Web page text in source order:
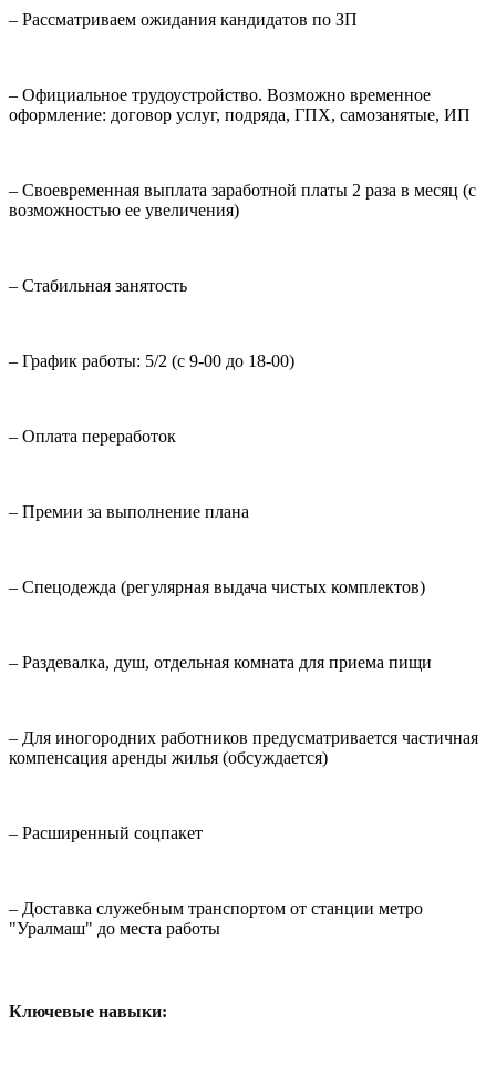
– Рассматриваем ожидания кандидатов по ЗП
– Официальное трудоустройство. Возможно временное
оформление: договор услуг, подряда, ГПХ, самозанятые, ИП
– Своевременная выплата заработной платы 2 раза в месяц (с
возможностью ее увеличения)
– Стабильная занятость
– График работы: 5/2 (с 9-00 до 18-00)
– Оплата переработок
– Премии за выполнение плана
– Спецодежда (регулярная выдача чистых комплектов)
– Раздевалка, душ, отдельная комната для приема пищи
– Для иногородних работников предусматривается частичная
компенсация аренды жилья (обсуждается)
– Расширенный соцпакет
– Доставка служебным транспортом от станции метро
"Уралмаш" до места работы
Ключевые навыки: